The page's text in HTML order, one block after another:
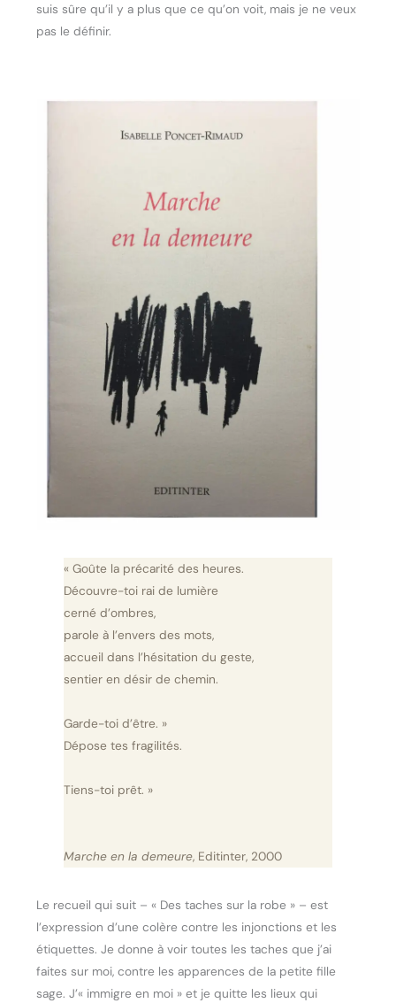
suis sûre qu’il y a plus que ce qu’on voit, mais je ne veux
pas le définir.
« Goûte la précarité des heures.
Découvre-toi rai de lumière
cerné d’ombres,
parole à l’envers des mots,
accueil dans l’hésitation du geste,
sentier en désir de chemin.
Garde-toi d’être. »
Dépose tes fragilités.
Tiens-toi prêt. »
Marche en la demeure, Editinter, 2000
Le recueil qui suit – « Des taches sur la robe » – est
l’expression d’une colère contre les injonctions et les
étiquettes. Je donne à voir toutes les taches que j’ai
faites sur moi, contre les apparences de la petite fille
sage. J’« immigre en moi » et je quitte les lieux qui